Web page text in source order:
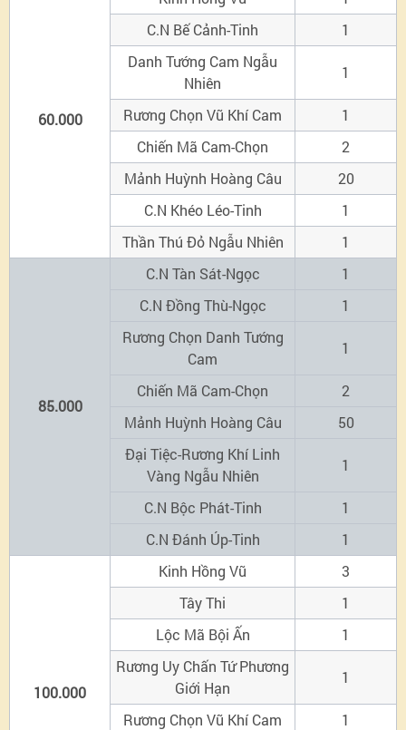
60.000
C.N Bế Cảnh-Tinh
1
Danh Tướng Cam Ngẫu
Nhiên
1
Rương Chọn Vũ Khí Cam
1
Chiến Mã Cam-Chọn
2
Mảnh Huỳnh Hoàng Câu
20
C.N Khéo Léo-Tinh
1
Thần Thú Đỏ Ngẫu Nhiên
1
85.000
C.N Tàn Sát-Ngọc
1
C.N Đồng Thù-Ngọc
1
Rương Chọn Danh Tướng
Cam
1
Chiến Mã Cam-Chọn
2
Mảnh Huỳnh Hoàng Câu
50
Đại Tiệc-Rương Khí Linh
Vàng Ngẫu Nhiên
1
C.N Bộc Phát-Tinh
1
C.N Đánh Úp-Tinh
1
100.000
Kinh Hồng Vũ
3
Tây Thi
1
Lộc Mã Bội Ấn
1
Rương Uy Chấn Tứ Phương
Giới Hạn
1
Rương Chọn Vũ Khí Cam
1